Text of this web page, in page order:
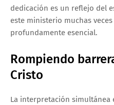
dedicación es un reflejo del
este ministerio muchas
profundamente esencial.
Rompiendo
Cristo
La interpretación